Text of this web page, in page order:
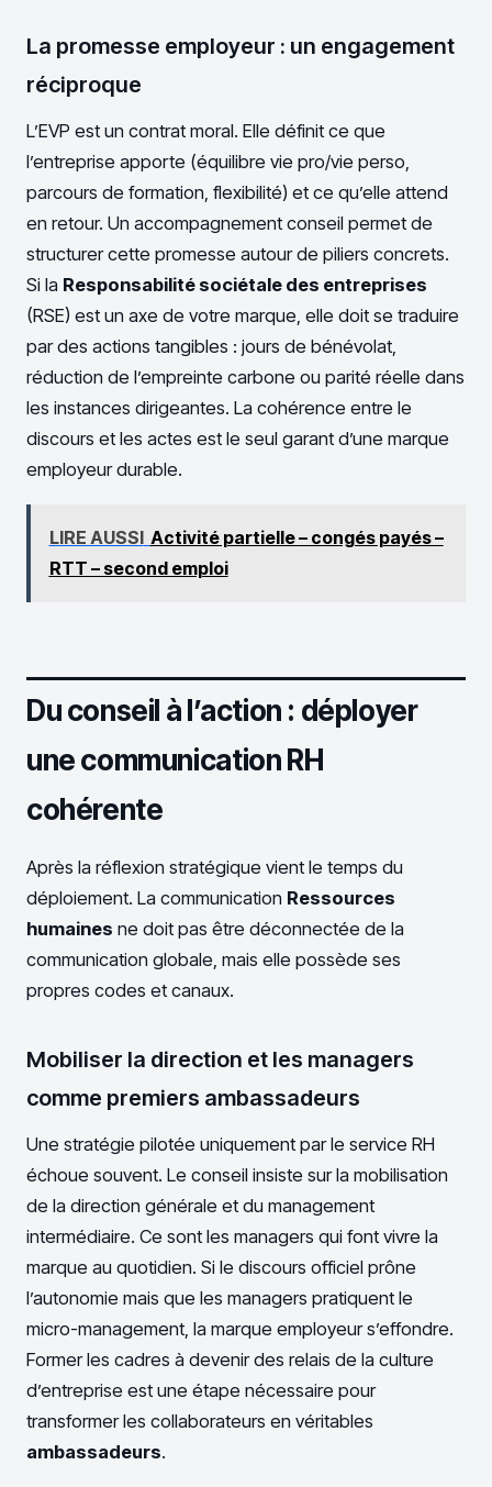
La promesse employeur : un engagement
réciproque
L’EVP est un contrat moral. Elle définit ce que
l’entreprise apporte (équilibre vie pro/vie perso,
parcours de formation, flexibilité) et ce qu’elle attend
en retour. Un accompagnement conseil permet de
structurer cette promesse autour de piliers concrets.
Si la Responsabilité sociétale des entreprises
(RSE) est un axe de votre marque, elle doit se traduire
par des actions tangibles : jours de bénévolat,
réduction de l’empreinte carbone ou parité réelle dans
les instances dirigeantes. La cohérence entre le
discours et les actes est le seul garant d’une marque
employeur durable.
LIRE AUSSI Activité partielle – congés payés –
RTT – second emploi
Du conseil à l’action : déployer
une communication RH
cohérente
Après la réflexion stratégique vient le temps du
déploiement. La communication Ressources
humaines ne doit pas être déconnectée de la
communication globale, mais elle possède ses
propres codes et canaux.
Mobiliser la direction et les managers
comme premiers ambassadeurs
Une stratégie pilotée uniquement par le service RH
échoue souvent. Le conseil insiste sur la mobilisation
de la direction générale et du management
intermédiaire. Ce sont les managers qui font vivre la
marque au quotidien. Si le discours officiel prône
l’autonomie mais que les managers pratiquent le
micro-management, la marque employeur s’effondre.
Former les cadres à devenir des relais de la culture
d’entreprise est une étape nécessaire pour
transformer les collaborateurs en véritables
ambassadeurs.